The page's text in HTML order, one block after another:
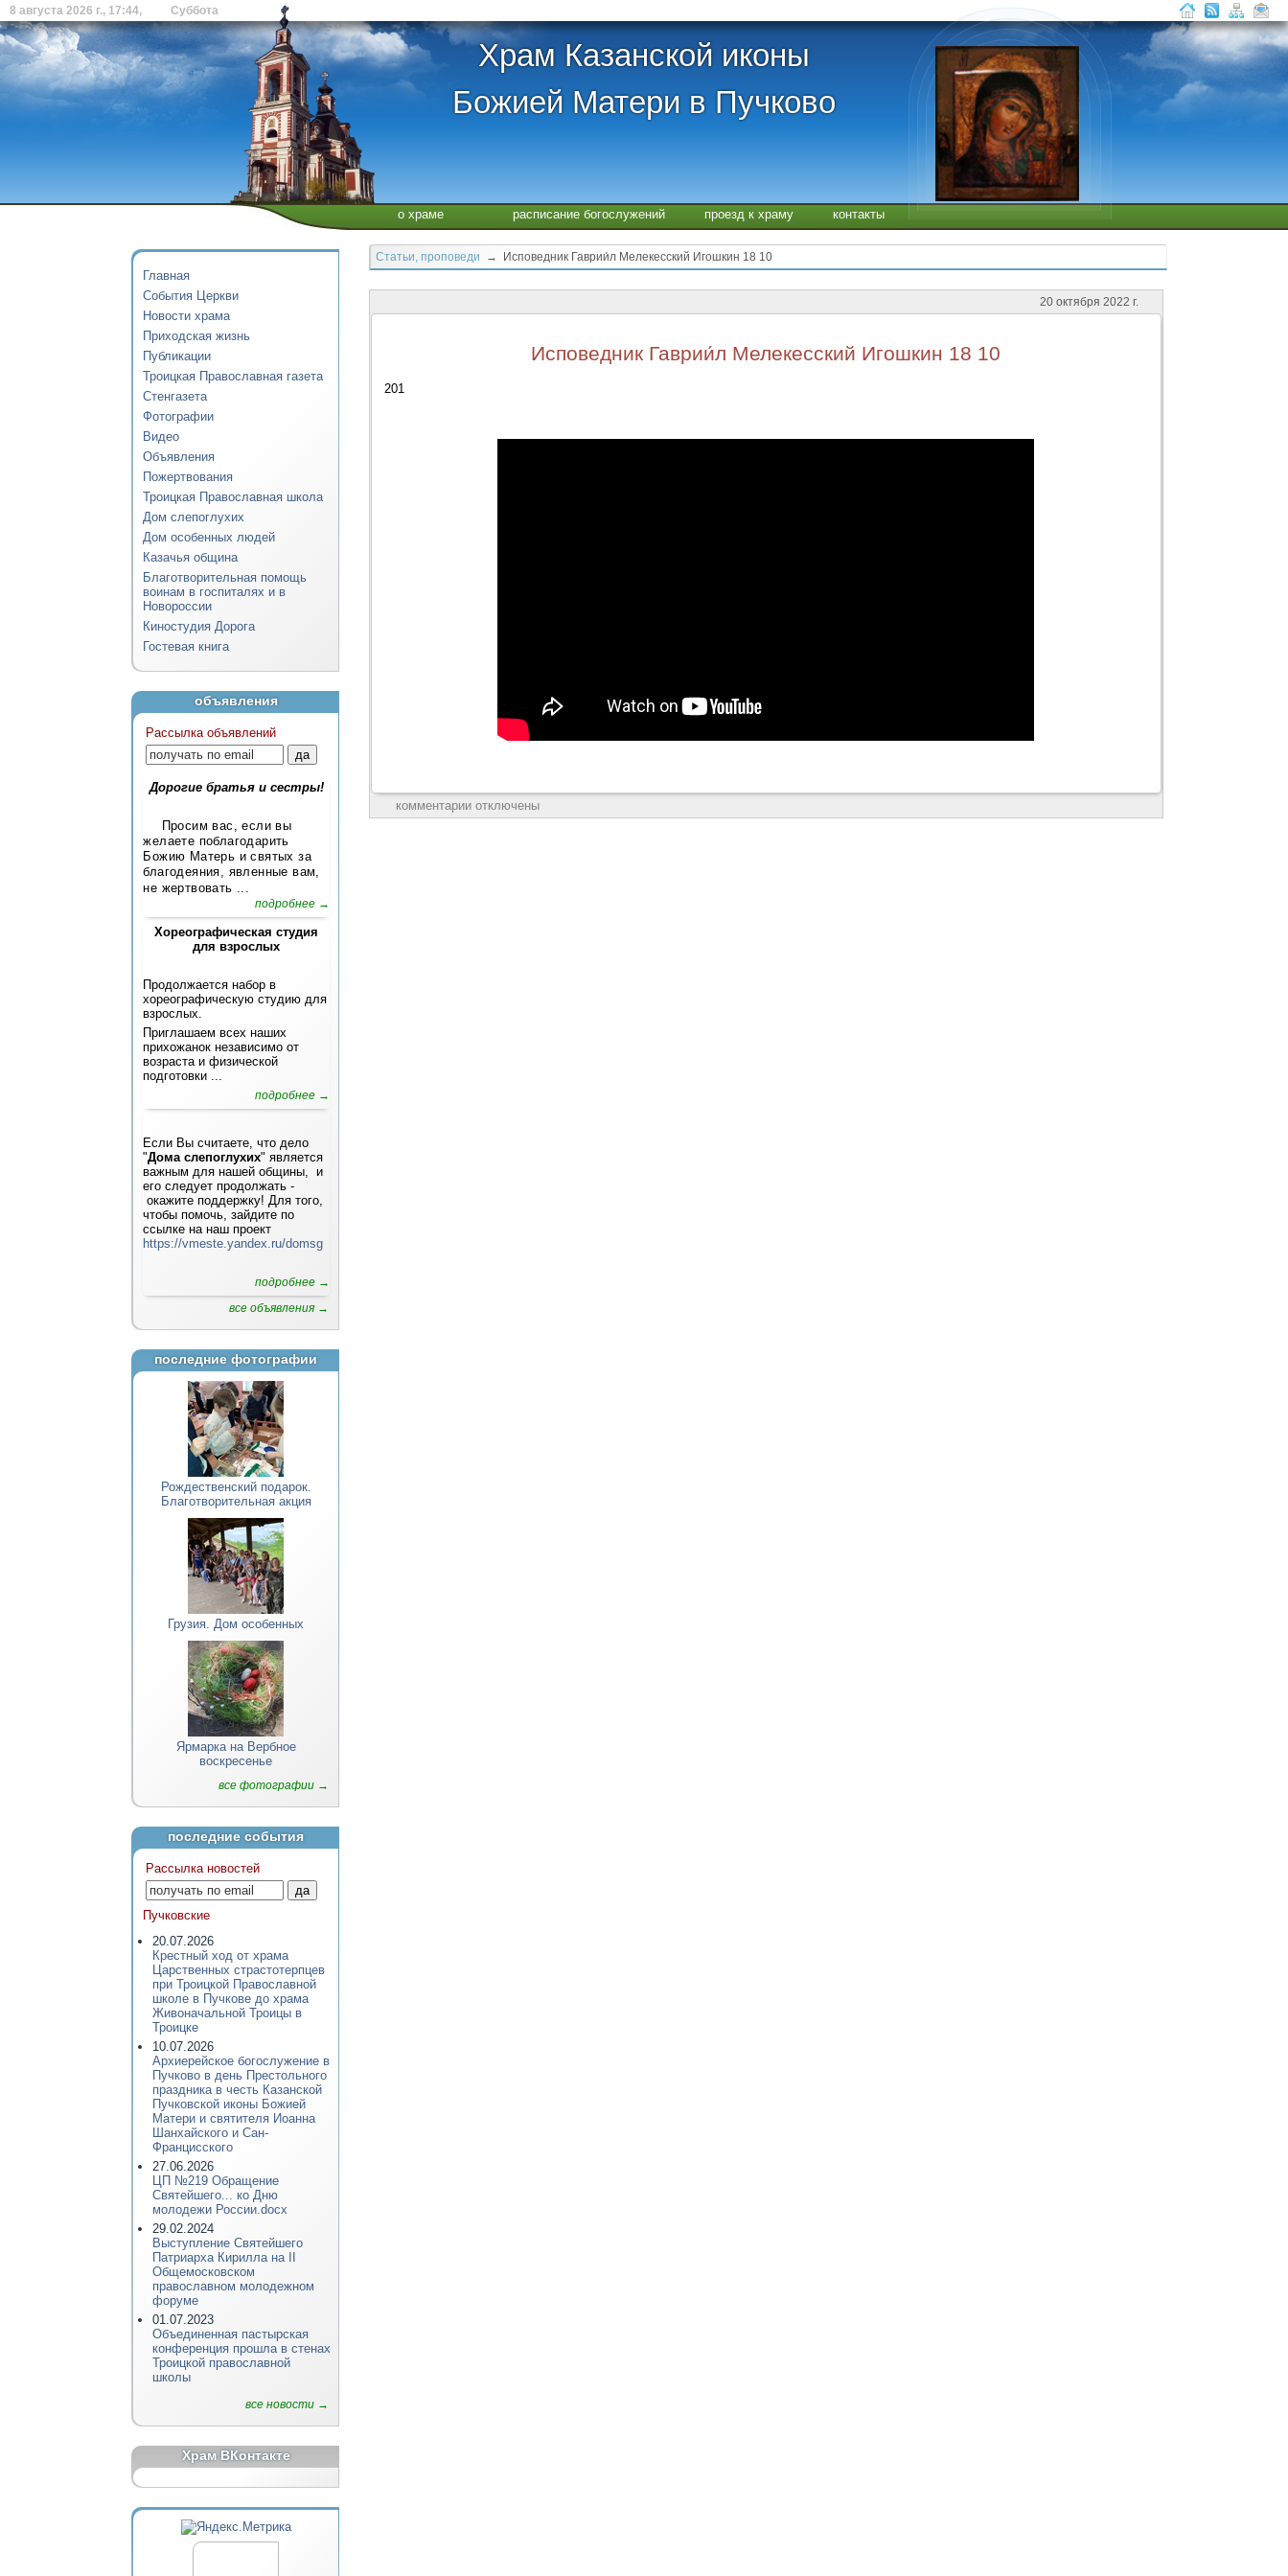
8 августа 2026 г., 17:44, Суббота
Храм Казанской иконы
Божией Матери в Пучково
о храме расписание богослужений проезд к храму контакты
Главная
События Церкви
Новости храма
Приходская жизнь
Публикации
Троицкая Православная газета
Стенгазета
Фотографии
Видео
Объявления
Пожертвования
Троицкая Православная школа
Дом слепоглухих
Дом особенных людей
Казачья община
Благотворительная помощь
воинам в госпиталях и в
Новороссии
Киностудия Дорога
Гостевая книга
объявления
Рассылка объявлений
Дорогие братья и сестры!
Просим вас, если вы
желаете поблагодарить
Божию Матерь и святых за
благодеяния, явленные вам,
не жертвовать ...
подробнее →
Хореографическая студия
для взрослых
Продолжается набор в
хореографическую студию для
взрослых.
Приглашаем всех наших
прихожанок независимо от
возраста и физической
подготовки ...
подробнее →
Если Вы считаете, что дело
"Дома слепоглухих" является
важным для нашей общины, и
его следует продолжать -
окажите поддержку! Для того,
чтобы помочь, зайдите по
ссылке на наш проект
https://vmeste.yandex.ru/domsg
подробнее →
все объявления →
последние фотографии
Рождественский подарок.
Благотворительная акция
Грузия. Дом особенных
Ярмарка на Вербное
воскресенье
все фотографии →
последние события
Рассылка новостей
Пучковские
20.07.2026
Крестный ход от храма
Царственных страстотерпцев
при Троицкой Православной
школе в Пучкове до храма
Живоначальной Троицы в
Троицке
10.07.2026
Архиерейское богослужение в
Пучково в день Престольного
праздника в честь Казанской
Пучковской иконы Божией
Матери и святителя Иоанна
Шанхайского и Сан-
Францисского
27.06.2026
ЦП №219 Обращение
Святейшего... ко Дню
молодежи России.docx
29.02.2024
Выступление Святейшего
Патриарха Кирилла на II
Общемосковском
православном молодежном
форуме
01.07.2023
Объединенная пастырская
конференция прошла в стенах
Троицкой православной
школы
все новости →
Храм ВКонтакте
Статьи, проповеди → Исповедник Гаврии́л Мелекесский Игошкин 18 10
20 октября 2022 г.
Исповедник Гаврии́л Мелекесский Игошкин 18 10
201
комментарии отключены